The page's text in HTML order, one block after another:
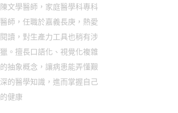
陳文學醫師，家庭醫學科專科
醫師，任職於嘉義長庚，熱愛
閱讀，對生產力工具也稍有涉
獵。擅長口語化、視覺化複雜
的抽象概念，讓病患能弄懂艱
深的醫學知識，進而掌握自己
的健康